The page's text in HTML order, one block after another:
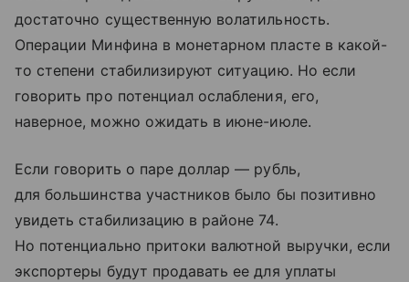
достаточно существенную волатильность.
Операции Минфина в монетарном пласте в какой-
то степени стабилизируют ситуацию. Но если
говорить про потенциал ослабления, его,
наверное, можно ожидать в июне-июле.
Если говорить о паре доллар — рубль,
для большинства участников было бы позитивно
увидеть стабилизацию в районе 74.
Но потенциально притоки валютной выручки, если
экспортеры будут продавать ее для уплаты